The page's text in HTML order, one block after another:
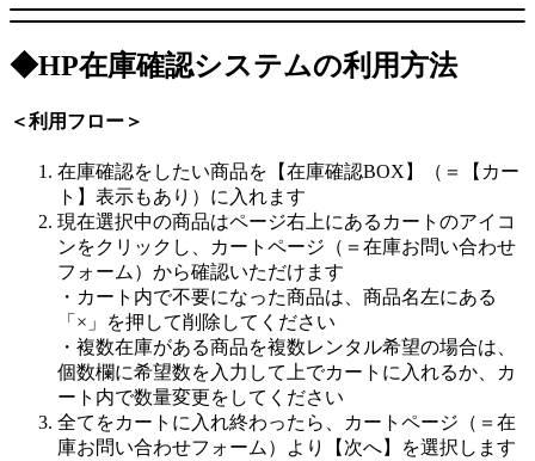
◆HP在庫確認システムの利用方法
＜利用フロー＞
在庫確認をしたい商品を【在庫確認BOX】（＝【カー
ト】表示もあり）に入れます
現在選択中の商品はページ右上にあるカートのアイコ
ンをクリックし、カートページ（＝在庫お問い合わせ
フォーム）から確認いただけます
・カート内で不要になった商品は、商品名左にある
「×」を押して削除してください
・複数在庫がある商品を複数レンタル希望の場合は、
個数欄に希望数を入力して上でカートに入れるか、カ
ート内で数量変更をしてください
全てをカートに入れ終わったら、カートページ（＝在
庫お問い合わせフォーム）より【次へ】を選択します